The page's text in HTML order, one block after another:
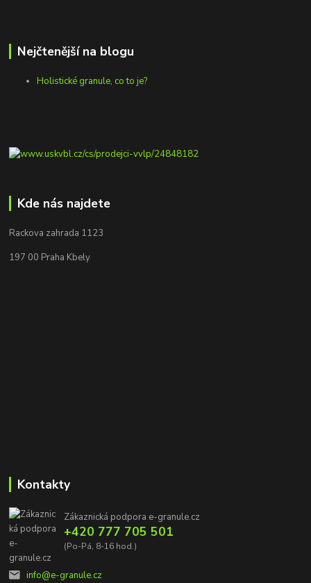
Nejčtenější na blogu
Holistické granule, co to je?
Kde nás najdete
Rackova zahrada 1123
197 00 Praha Kbely
Kontakty
Zákaznická podpora e-granule.cz
+420 777 705 501
(Po-Pá, 8-16 hod.)
info@e-granule.cz